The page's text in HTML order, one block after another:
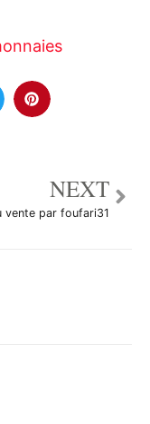
NEXT
vente par foufari31